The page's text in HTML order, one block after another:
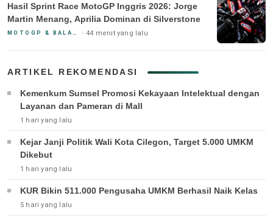
Hasil Sprint Race MotoGP Inggris 2026: Jorge
Martin Menang, Aprilia Dominan di Silverstone
44 menit yang lalu
ARTIKEL REKOMENDASI
Kemenkum Sumsel Promosi Kekayaan Intelektual dengan
Layanan dan Pameran di Mall
1 hari yang lalu
Kejar Janji Politik Wali Kota Cilegon, Target 5.000 UMKM
Dikebut
1 hari yang lalu
KUR Bikin 511.000 Pengusaha UMKM Berhasil Naik Kelas
5 hari yang lalu